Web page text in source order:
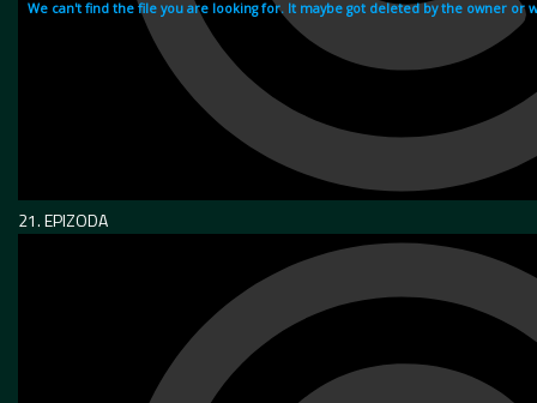
21. EPIZODA